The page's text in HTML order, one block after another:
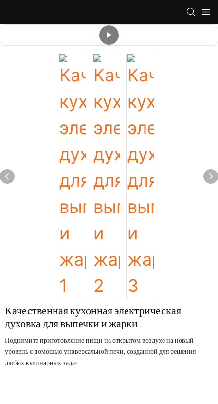
Качественная кухонная электрическая
духовка для выпечки и жарки
Поднимите приготовление пищи на открытом воздухе на новый
уровень с помощью универсальной печи, созданной для решения
любых кулинарных задач.